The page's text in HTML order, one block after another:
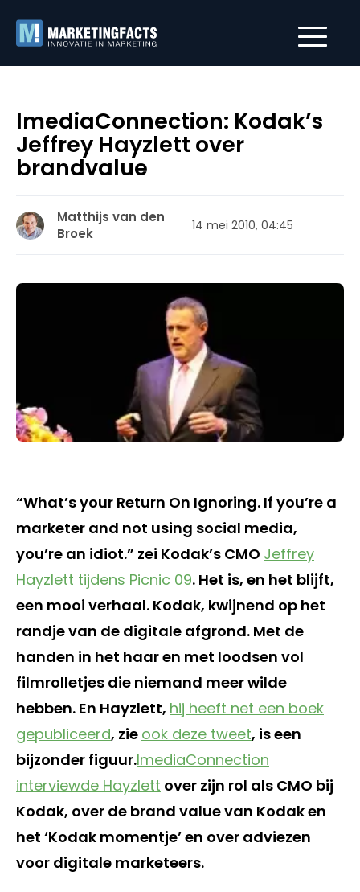
ImediaConnection: Kodak’s
Jeffrey Hayzlett over
brandvalue
Matthijs van den
Broek
14 mei 2010, 04:45
“What’s your Return On Ignoring. If you’re a
marketer and not using social media,
you’re an idiot.” zei Kodak’s CMO Jeffrey
Hayzlett tijdens Picnic 09. Het is, en het blijft,
een mooi verhaal. Kodak, kwijnend op het
randje van de digitale afgrond. Met de
handen in het haar en met loodsen vol
filmrolletjes die niemand meer wilde
hebben. En Hayzlett, hij heeft net een boek
gepubliceerd, zie ook deze tweet, is een
bijzonder figuur.ImediaConnection
interviewde Hayzlett over zijn rol als CMO bij
Kodak, over de brand value van Kodak en
het ‘Kodak momentje’ en over adviezen
voor digitale marketeers.